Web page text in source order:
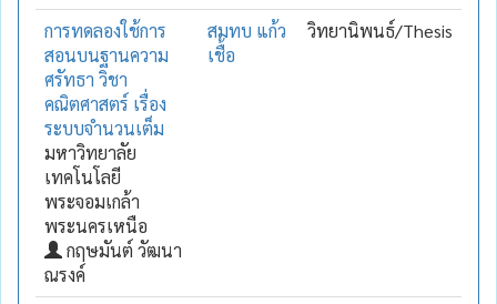
การทดลองใช้การ
สอนบนฐานความ
ศรัทธา วิชา
คณิตศาสตร์ เรื่อง
ระบบจำนวนเต็ม
มหาวิทยาลัย
เทคโนโลยี
พระจอมเกล้า
พระนครเหนือ
กฤษมันต์ วัฒนา
ณรงค์
สมทบ แก้ว
เชื้อ
วิทยานิพนธ์/Thesis